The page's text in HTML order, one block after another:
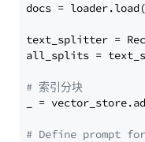
docs =
text_splitter =
all_splits =
# 索引分块
_ =
# Define prompt